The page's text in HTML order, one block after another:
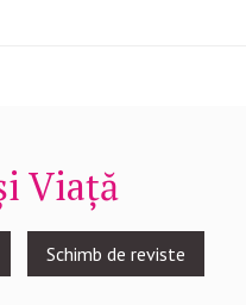
Viață
Schimb de reviste